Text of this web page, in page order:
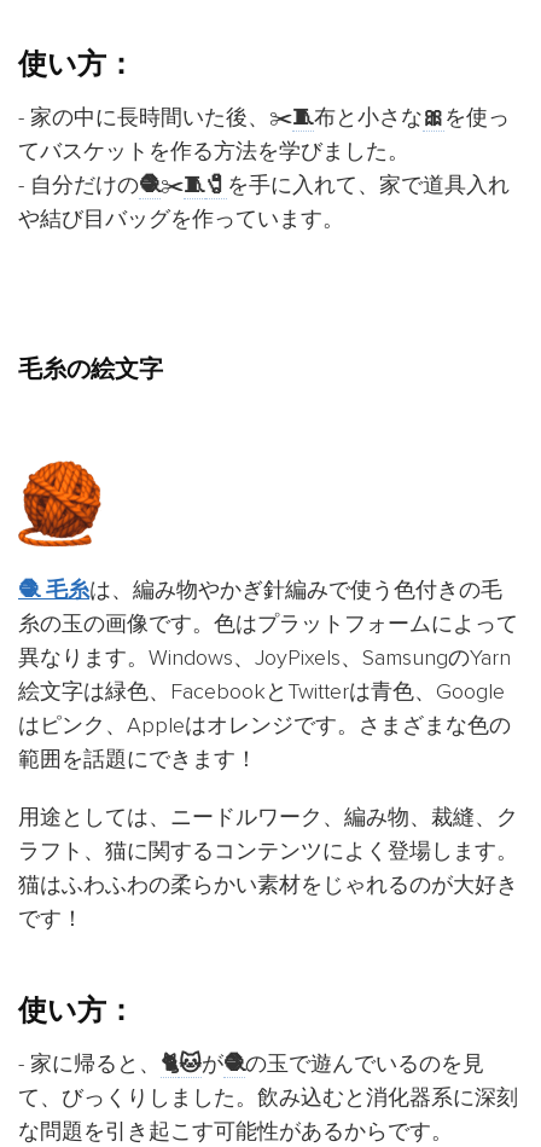
使い方：
- 家の中に長時間いた後、✂️🧵布と小さな🎀を使っ
てバスケットを作る方法を学びました。
- 自分だけの🧶✂️🧵🧷 を手に入れて、家で道具入れ
や結び目バッグを作っています。
毛糸の絵文字
🧶 毛糸は、編み物やかぎ針編みで使う色付きの毛
糸の玉の画像です。色はプラットフォームによって
異なります。Windows、JoyPixels、SamsungのYarn
絵文字は緑色、FacebookとTwitterは青色、Google
はピンク、Appleはオレンジです。さまざまな色の
範囲を話題にできます！
用途としては、ニードルワーク、編み物、裁縫、ク
ラフト、猫に関するコンテンツによく登場します。
猫はふわふわの柔らかい素材をじゃれるのが大好き
です！
使い方：
- 家に帰ると、 🐈🐱が🧶の玉で遊んでいるのを見
て、びっくりしました。飲み込むと消化器系に深刻
な問題を引き起こす可能性があるからです。